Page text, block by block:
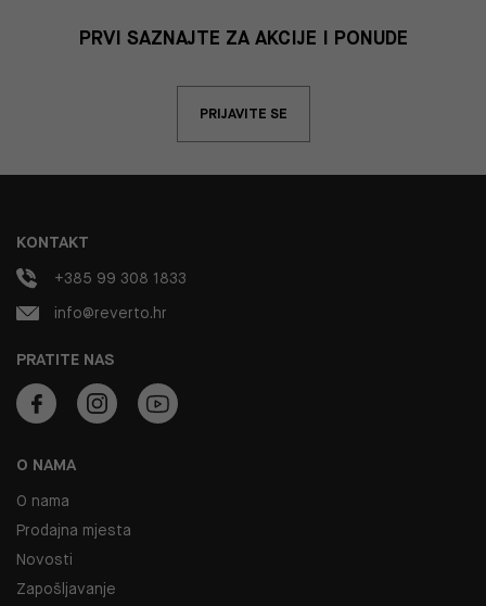
PRVI SAZNAJTE ZA AKCIJE I PONUDE
PRIJAVITE SE
O NAMA
O nama
Prodajna mjesta
Novosti
Zapošljavanje
PRATITE NAS
KONTAKT
+385 99 308 1833
info@reverto.hr